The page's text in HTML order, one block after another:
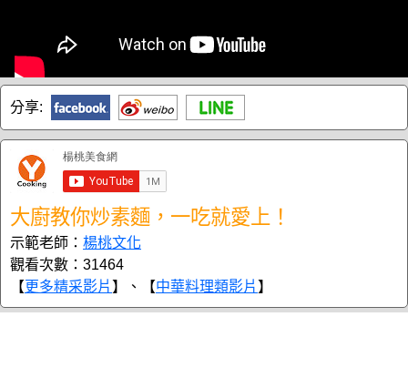
分享:
大廚教你炒素麵，一吃就愛上！
示範老師： 楊桃文化
觀看次數：31464
【更多精采影片 】、【中華料理類影片 】